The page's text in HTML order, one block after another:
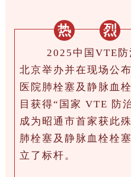
热 烈
2025 中国VTE防
北京举办并在现场公
医院肺栓塞及静脉血
目 获得“国家 VTE 防
成为昭通市首家获此
肺栓塞及静脉血栓栓
立了标杆。